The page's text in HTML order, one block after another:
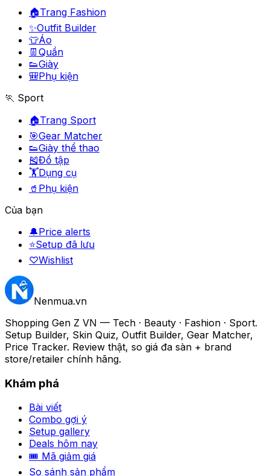
🏠Trang Fashion
✨Outfit Builder
👕Áo
👖 Quần
👟Giày
🎒Phụ kiện
🏃 Sport
🏠Trang Sport
🎯Gear Matcher
👟Giày thể thao
🎽Đồ tập
🏋️Dụng cụ
🥤 Phụ kiện
Của bạn
🔔Price alerts
⭐Setup đã lưu
♡Wishlist
Nenmua.vn
Shopping Gen Z VN — Tech · Beauty · Fashion · Sport.
Setup Builder, Skin Quiz, Outfit Builder, Gear Matcher,
Price Tracker. Review thật, so giá đa sàn + brand
store/retailer chính hãng.
Khám phá
Bài viết
Combo gợi ý
Setup gallery
Deals hôm nay
🎟 Mã giảm giá
So sánh sản phẩm